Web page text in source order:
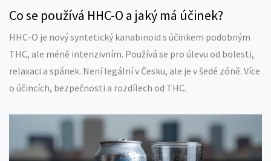
Co se používá HHC-O a jaký má účinek?
HHC-O je nový syntetický kanabinoid s účinkem podobným
THC, ale méně intenzivním. Používá se pro úlevu od bolesti,
relaxaci a spánek. Není legální v Česku, ale je v šedé zóně. Více
o účincích, bezpečnosti a rozdílech od THC.